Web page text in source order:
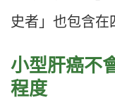
史者」也包含在
小型肝癌不
程度